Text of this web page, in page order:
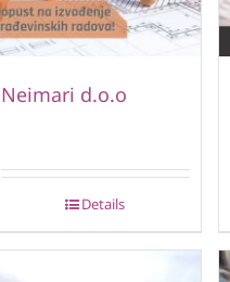
Neimari d.o.o
Details